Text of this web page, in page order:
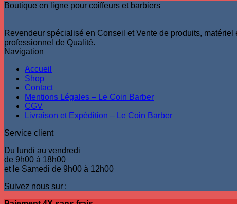
Boutique en ligne pour coiffeurs et barbiers
Revendeur spécialisé en Conseil et Vente de produits,
professionnel de Qualité.
Navigation
Accueil
Shop
Contact
Mentions Légales – Le Coin Barber
CGV
Livraison et Expédition – Le Coin Barber
Service client
Du lundi au vendredi
de 9h00 à 18h00
et le Samedi de 9h00 à 12h00
Suivez nous sur :